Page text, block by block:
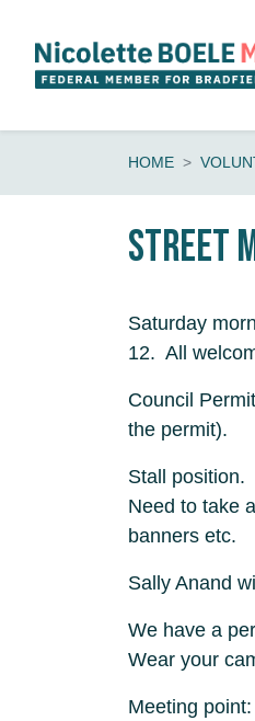
HOME
Street
Saturday
12. All
Council
the permit).
Stall position.
Need to take
banners etc.
Sally Anand
We have a
Wear your
Meeting